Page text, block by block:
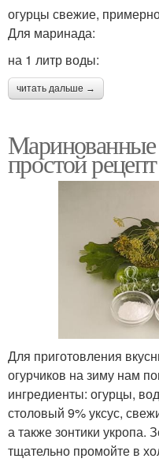
огурцы свежие,
Для маринада:
на 1 литр воды:
читать дальше →
Маринованные
простой
Для приготовления
огурчиков на зиму нам
ингредиенты: огурцы,
столовый 9% уксус,
а также зонтики укропа.
тщательно промойте в